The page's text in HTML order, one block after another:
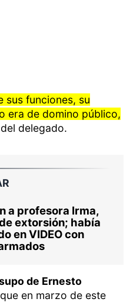
sus funciones, su
era de domino público,
delegado.
a profesora Irma,
extorsión; había
en VIDEO con
de Ernesto
en marzo de este